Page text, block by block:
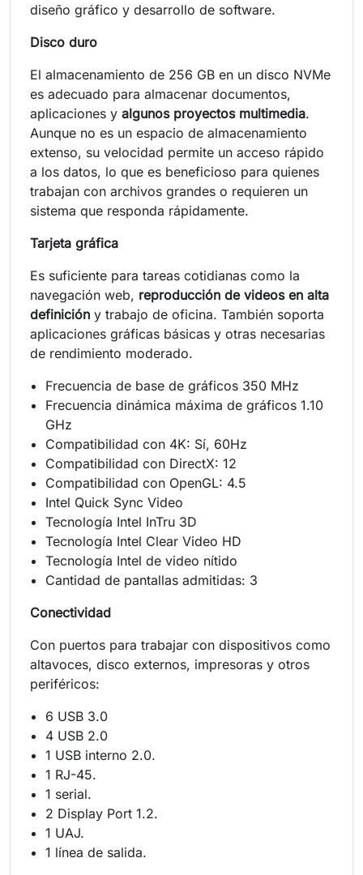
diseño gráfico y desarrollo de software.
Disco duro
El almacenamiento de 256 GB en un disco NVMe
es adecuado para almacenar documentos,
aplicaciones y algunos proyectos multimedia.
Aunque no es un espacio de almacenamiento
extenso, su velocidad permite un acceso rápido
a los datos, lo que es beneficioso para quienes
trabajan con archivos grandes o requieren un
sistema que responda rápidamente.
Tarjeta gráfica
Es suficiente para tareas cotidianas como la
navegación web, reproducción de videos en alta
definición y trabajo de oficina. También soporta
aplicaciones gráficas básicas y otras necesarias
de rendimiento moderado.
Frecuencia de base de gráficos 350 MHz
Frecuencia dinámica máxima de gráficos 1.10
GHz
Compatibilidad con 4K: Sí, 60Hz
Compatibilidad con DirectX: 12
Compatibilidad con OpenGL: 4.5
Intel Quick Sync Video
Tecnología Intel InTru 3D
Tecnología Intel Clear Video HD
Tecnología Intel de video nítido
Cantidad de pantallas admitidas: 3
Conectividad
Con puertos para trabajar con dispositivos como
altavoces, disco externos, impresoras y otros
periféricos:
6 USB 3.0
4 USB 2.0
1 USB interno 2.0.
1 RJ-45.
1 serial.
2 Display Port 1.2.
1 UAJ.
1 línea de salida.